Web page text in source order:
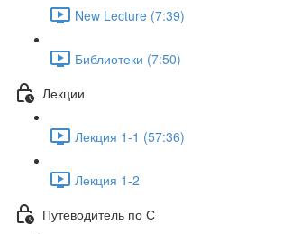
New Lecture (7:39)
Библиотеки (7:50)
Лекции
Лекция 1-1 (57:36)
Лекция 1-2
Путеводитель по С